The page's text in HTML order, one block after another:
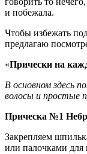
и побежала.
Чтобы избежать
предлагаю
«Прически на
В основном здесь
волосы и простые
Прическа №1
Закрепляем
или палочками для